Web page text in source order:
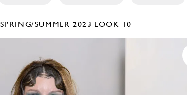
SPRING/SUMMER 2023 LOOK 10